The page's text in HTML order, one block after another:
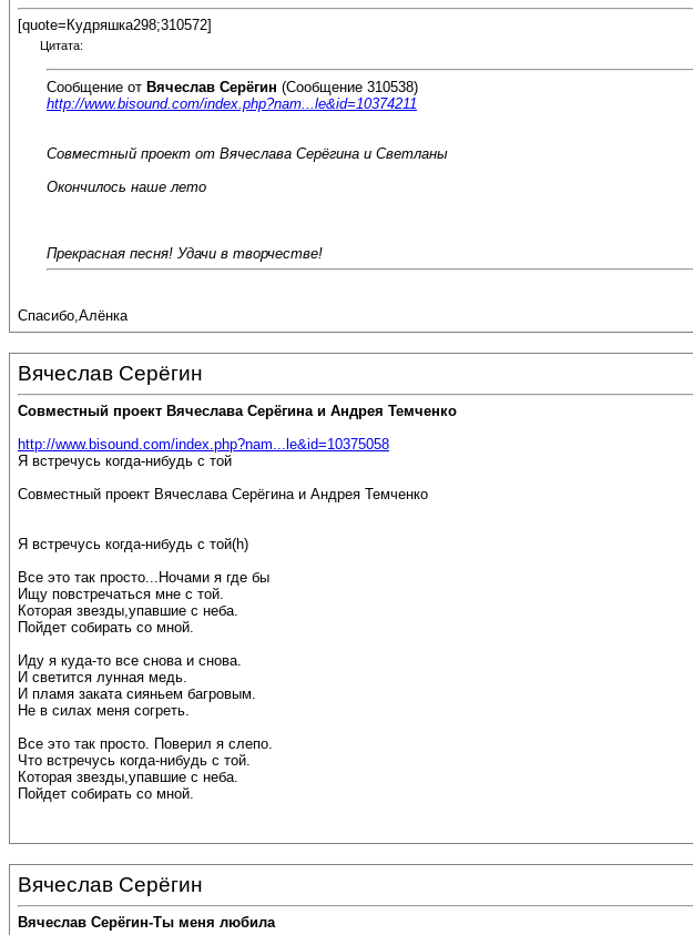
[quote=Кудряшка298;310572]
Цитата:
Сообщение от Вячеслав Серёгин (Сообщение 310538)
http://www.bisound.com/index.php?nam...le&id=10374211
Совместный проект от Вячеслава Серёгина и Светланы
Окончилось наше лето
Прекрасная песня! Удачи в творчестве!
Спасибо,Алёнка
Вячеслав Серёгин
Совместный проект Вячеслава Серёгина и Андрея Темченко
http://www.bisound.com/index.php?nam...le&id=10375058
Я встречусь когда-нибудь с той
Совместный проект Вячеслава Серёгина и Андрея Темченко
Я встречусь когда-нибудь с той(h)
Все это так просто...Ночами я где бы
Ищу повстречаться мне с той.
Которая звезды,упавшие с неба.
Пойдет собирать со мной.
Иду я куда-то все снова и снова.
И светится лунная медь.
И пламя заката сияньем багровым.
Не в силах меня согреть.
Все это так просто. Поверил я слепо.
Что встречусь когда-нибудь с той.
Которая звезды,упавшие с неба.
Пойдет собирать со мной.
Вячеслав Серёгин
Вячеслав Серёгин-Ты меня любила